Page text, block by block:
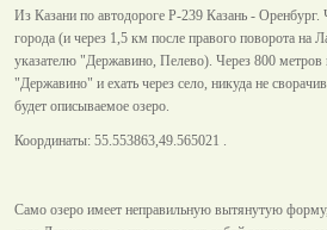
Из Казани по автодороге Р-239 Казань - Оренбург.
города (и через 1,5 км после правого поворота на
указателю "Державино, Пелево). Через 800 метров
"Державино" и ехать через село, никуда не
будет описываемое озеро.
Координаты: 55.553863,49.565021 .
Само озеро имеет неправильную вытянутую